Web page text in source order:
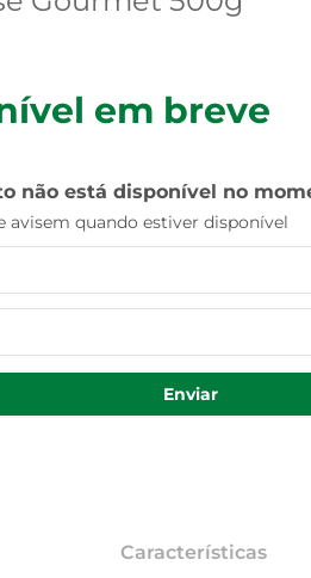
em breve
não está disponível no
avisem quando estiver disponível
Enviar
Características